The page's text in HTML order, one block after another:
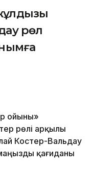
рөл
ойыны»
рөлі арқылы
Костер-Вальдау
қағиданы